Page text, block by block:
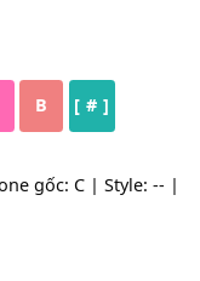
A B [ # ]
| Tone gốc: C |